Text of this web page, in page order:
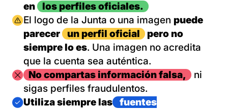
en
los perfiles oficiales.
Imagen
El logo de la Junta o una imagen puede
parecer
un perfil oficial
pero no
siempre lo es. Una imagen no acredita
que la cuenta sea auténtica.
ImagenNo compartas información falsa,
ni
sigas perfiles fraudulentos.
Imagen
Utiliza siempre las
fuentes